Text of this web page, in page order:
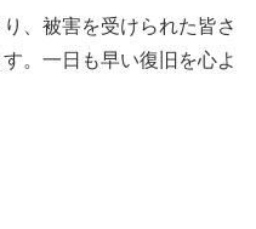
、被害を受けられた皆さ
。一日も早い復旧を心よ